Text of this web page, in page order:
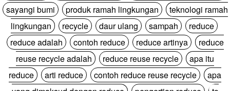
sayangi bumi
produk ramah lingkungan
teknologi ramah
lingkungan
recycle daur ulang sampah
reduce
reduce adalah
contoh reduce reduce artinya
reduce
reuse recycle adalah
reduce reuse recycle
apa itu
reduce
arti reduce contoh reduce reuse recycle
apa